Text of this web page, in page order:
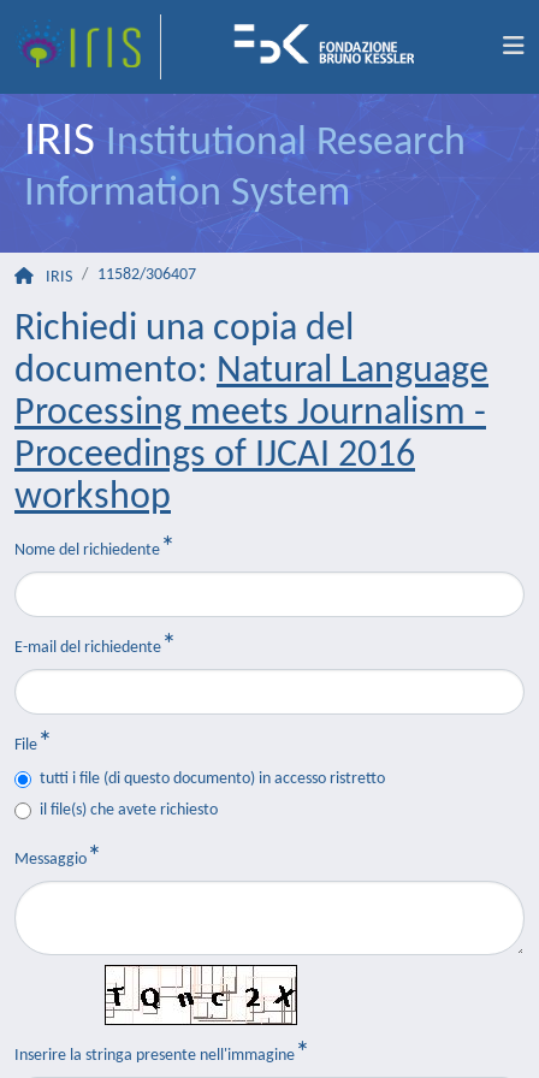
IRIS Institutional Research
Information System
IRIS 11582/306407
Richiedi una copia del
documento: Natural Language
Processing meets Journalism -
Proceedings of IJCAI 2016
workshop
Nome del richiedente
E-mail del richiedente
File
tutti i file (di questo documento) in accesso ristretto
il file(s) che avete richiesto
Messaggio
Inserire la stringa presente nell'immagine